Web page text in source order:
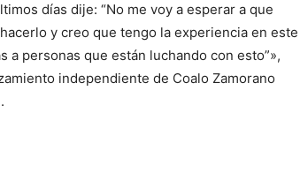
días dije: “No me voy a esperar a que
y creo que tengo la experiencia en este
a personas que están luchando con esto”»,
independiente de Coalo Zamorano